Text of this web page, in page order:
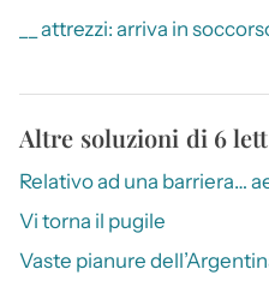
__ attrezzi: arriva in
Altre soluzioni di 6
Relativo ad una barriera…
Vi torna il pugile
Vaste pianure